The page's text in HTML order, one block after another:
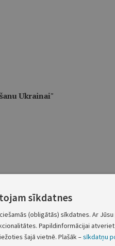
Ukrainai"
un televīzijas centrs"
jūrā"
sīkdatnes
(obligātās) sīkdatnes. Ar
Papildinformācijai
šajā vietnē. Plašāk –sīkdatņu